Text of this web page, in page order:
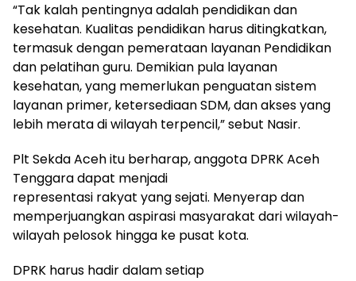
“Tak kalah pentingnya adalah pendidikan dan
kesehatan. Kualitas pendidikan harus ditingkatkan,
termasuk dengan pemerataan layanan Pendidikan
dan pelatihan guru. Demikian pula layanan
kesehatan, yang memerlukan penguatan sistem
layanan primer, ketersediaan SDM, dan akses yang
lebih merata di wilayah terpencil,” sebut Nasir.
Plt Sekda Aceh itu berharap, anggota DPRK Aceh
Tenggara dapat menjadi
representasi rakyat yang sejati. Menyerap dan
memperjuangkan aspirasi masyarakat dari wilayah-
wilayah pelosok hingga ke pusat kota.
DPRK harus hadir dalam setiap